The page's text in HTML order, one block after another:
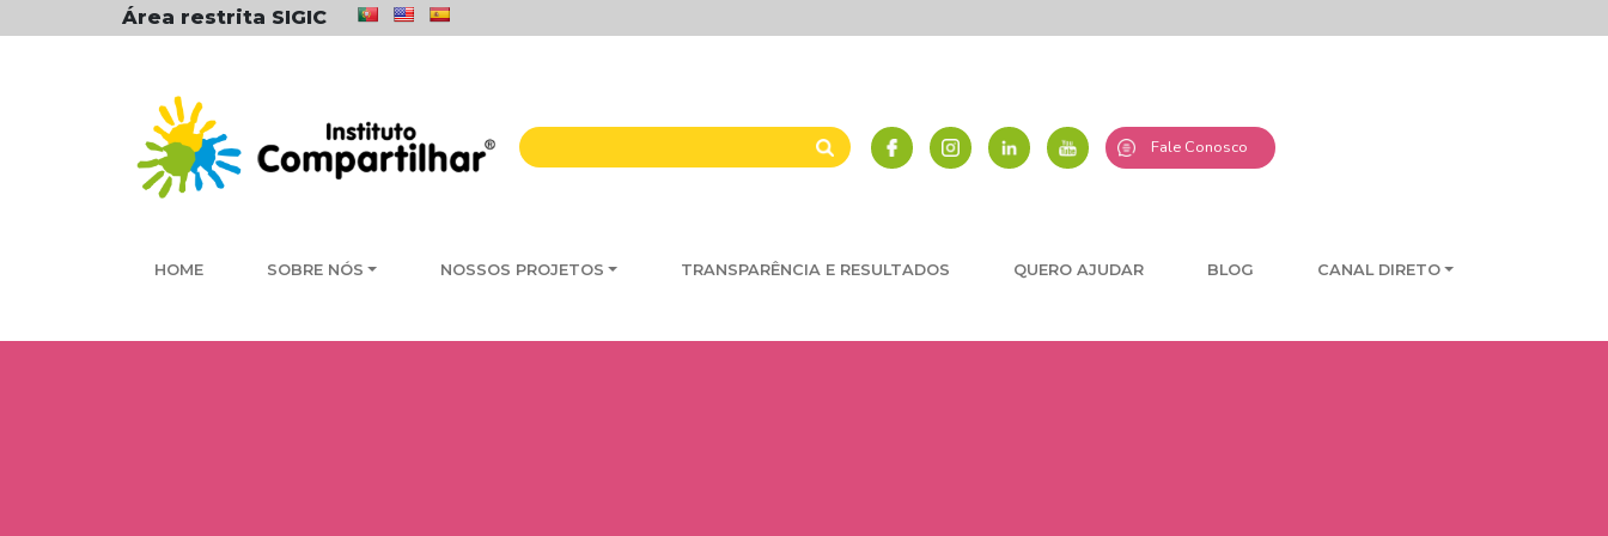
Área restrita SIGIC
Fale Conosco
HOME SOBRE NÓS NOSSOS PROJETOS TRANSPARÊNCIA E RESULTADOS QUERO AJUDAR BLOG CANAL DIRETO